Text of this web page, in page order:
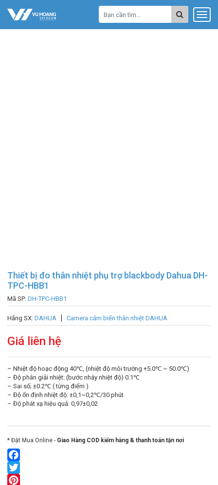
Thiết bị đo thân nhiệt phụ trợ blackbody Dahua DH-
TPC-HBB1
Mã SP: DH-TPC-HBB1
Hãng SX: DAHUA Camera cảm biến thân nhiệt DAHUA
Giá liên hệ
– Nhiệt độ hoạc động 40℃, (nhiệt độ môi trường +5.0℃ ~ 50.0℃)
– Độ phân giải nhiệt: (bước nhảy nhiệt độ) 0.1℃
– Sai số; ±0.2℃ ( từng điểm )
– Độ ổn định nhiệt độ: ±0,1~0,2℃/30 phút
– Độ phát xạ hiệu quả: 0,97±0,02
* Đặt Mua Online - Giao Hàng COD kiểm hàng & thanh toán tận nơi
Facebook
Twitter